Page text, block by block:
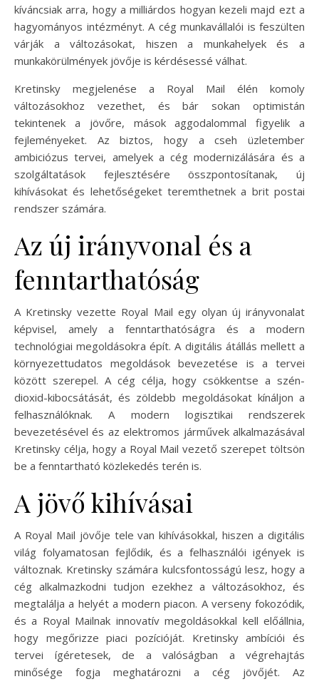
kíváncsiak arra, hogy a milliárdos hogyan kezeli majd ezt a
hagyományos intézményt. A cég munkavállalói is feszülten
várják a változásokat, hiszen a munkahelyek és a
munkakörülmények jövője is kérdésessé válhat.
Kretinsky megjelenése a Royal Mail élén komoly
változásokhoz vezethet, és bár sokan optimistán
tekintenek a jövőre, mások aggodalommal figyelik a
fejleményeket. Az biztos, hogy a cseh üzletember
ambiciózus tervei, amelyek a cég modernizálására és a
szolgáltatások fejlesztésére összpontosítanak, új
kihívásokat és lehetőségeket teremthetnek a brit postai
rendszer számára.
Az új irányvonal és a
fenntarthatóság
A Kretinsky vezette Royal Mail egy olyan új irányvonalat
képvisel, amely a fenntarthatóságra és a modern
technológiai megoldásokra épít. A digitális átállás mellett a
környezettudatos megoldások bevezetése is a tervei
között szerepel. A cég célja, hogy csökkentse a szén-
dioxid-kibocsátását, és zöldebb megoldásokat kínáljon a
felhasználóknak. A modern logisztikai rendszerek
bevezetésével és az elektromos járművek alkalmazásával
Kretinsky célja, hogy a Royal Mail vezető szerepet töltsön
be a fenntartható közlekedés terén is.
A jövő kihívásai
A Royal Mail jövője tele van kihívásokkal, hiszen a digitális
világ folyamatosan fejlődik, és a felhasználói igények is
változnak. Kretinsky számára kulcsfontosságú lesz, hogy a
cég alkalmazkodni tudjon ezekhez a változásokhoz, és
megtalálja a helyét a modern piacon. A verseny fokozódik,
és a Royal Mailnak innovatív megoldásokkal kell előállnia,
hogy megőrizze piaci pozícióját. Kretinsky ambíciói és
tervei ígéretesek, de a valóságban a végrehajtás
minősége fogja meghatározni a cég jövőjét. Az